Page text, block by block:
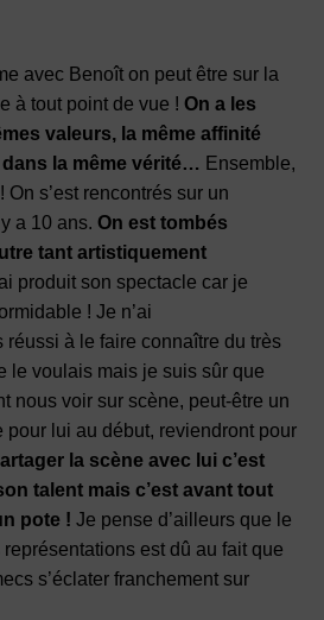
avec Benoît on peut être sur la
à tout point de vue ! On a les
valeurs, la même affinité
la même vérité… Ensemble,
s’est rencontrés sur un
a 10 ans. On est tombés
tant artistiquement
produit son spectacle car je
! Je n’ai
réussi à le faire connaître du très
le voulais mais je suis sûr que
nous voir sur scène, peut-être un
pour lui au début, reviendront pour
la scène avec lui c’est
talent mais c’est avant tout
pote ! Je pense d’ailleurs que le
est dû au fait que
s’éclater franchement sur